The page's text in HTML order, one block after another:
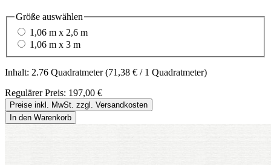
Größe auswählen
1,06 m x 2,6 m
1,06 m x 3 m
Inhalt: 2.76 Quadratmeter(71,38 € / 1 Quadratmeter)
Regulärer Preis: 197,00 €
Preise inkl. MwSt. zzgl. Versandkosten
In den Warenkorb